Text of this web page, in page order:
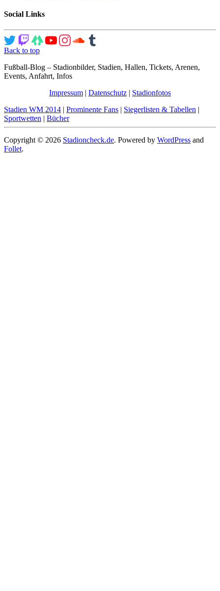
Social Links
Back to top
Fußball-Blog – Stadionbilder, Stadien, Hallen, Tickets, Arenen,
Events, Anfahrt, Infos
Impressum | Datenschutz | Stadionfotos
Stadien WM 2014 | Prominente Fans | Siegerlisten & Tabellen |
Sportwetten | Bücher
Copyright © 2026 Stadioncheck.de. Powered by WordPress and
Follet.